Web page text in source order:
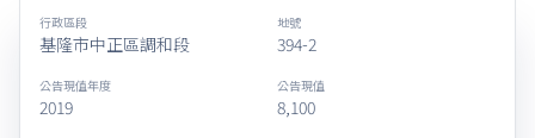
行政區段
基隆市中正區調和段
地號
394-2
公告現值年度
2019
公告現值
8,100